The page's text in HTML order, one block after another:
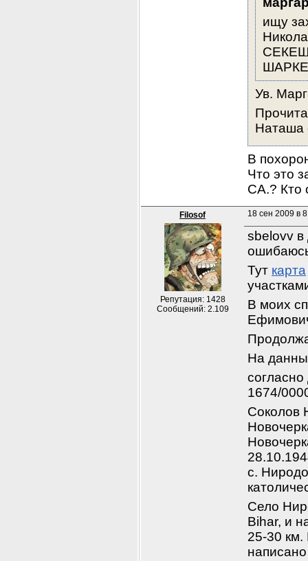
ищу
Ув.
Наташа
В
Что это
СА.? Кто
Filosof
Репутация: 1428
Сообщений: 2.109
18 сен 2009 в
sbelovv в
Тут карта
В моих
На
1674/
Соколов
с.
Село
Bihar, и
25-30 км.